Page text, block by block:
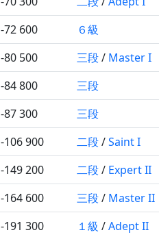
-72 600 ６級
-80 500 三段/ Master I
-84 800 三段
-87 300 三段
-106 900 二段/Saint I
-149 200 二段/ Expert II
-164 600 三段/ Master II
-191 300 １級 /Adept II